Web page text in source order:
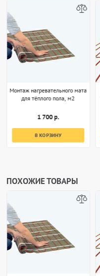
Монтаж нагревательного мата
для тёплого пола, м2
1 700 р.
В КОРЗИНУ
ПОХОЖИЕ ТОВАРЫ